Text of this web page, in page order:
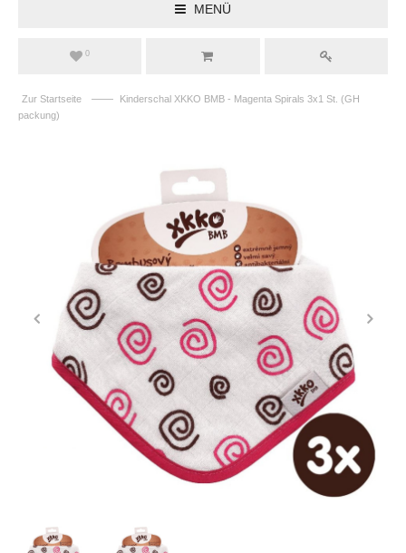
MENÜ
0
Zur Startseite ——
Kinderschal XKKO BMB - Magenta Spirals 3x1 St. (GH
packung)